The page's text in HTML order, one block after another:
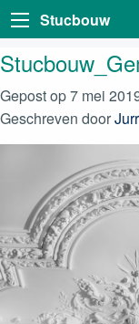
Stucbouw
Gepost op 7 mei
Geschreven door